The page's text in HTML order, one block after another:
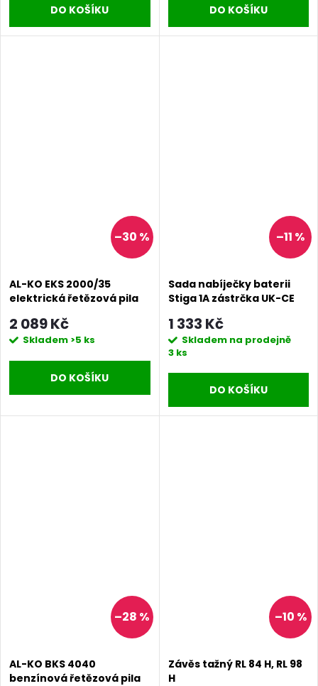
DO KOŠÍKU DO KOŠÍKU
–30 %
AL-KO EKS 2000/35
elektrická řetězová pila
2 089 Kč
Skladem >5 ks
DO KOŠÍKU
–11 %
Sada nabíječky baterii
Stiga 1A zástrčka UK-CE
1 333 Kč
Skladem na prodejně
3 ks
DO KOŠÍKU
–28 %
AL-KO BKS 4040
benzínová řetězová pila
–10 %
Závěs tažný RL 84 H, RL 98
H